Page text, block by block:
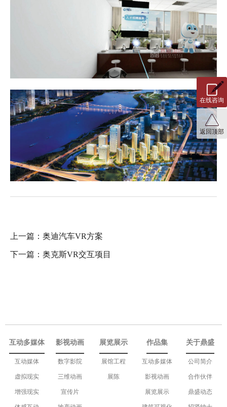
上一篇： 奥迪汽车VR方案
下一篇： 奥克斯VR交互项目
互动多媒体
互动媒体
虚拟现实
增强现实
影视动画
数字影院
三维动画
宣传片
展览展示
展馆工程
展陈
作品集
互动多媒体
影视动画
展览展示
关于鼎盛
公司简介
合作伙伴
鼎盛动态
在线咨询
返回顶部